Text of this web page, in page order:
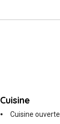
Cuisine
Cuisine ouverte